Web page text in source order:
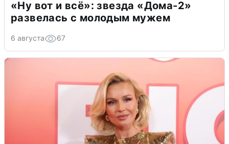
«Ну вот и всё»: звезда «Дома-2»
развелась с молодым мужем
6 августа 67